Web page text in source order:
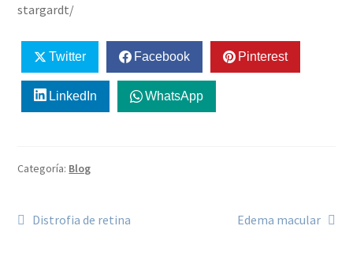
stargardt/
Twitter Facebook Pinterest
LinkedIn WhatsApp
Categoría: Blog
Distrofia de retina Edema macular